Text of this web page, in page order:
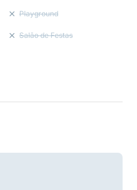
Playground
Salão de Festas